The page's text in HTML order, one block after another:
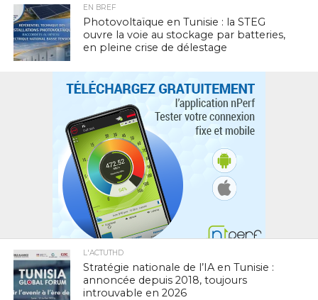
EN BREF
Photovoltaïque en Tunisie : la STEG
ouvre la voie au stockage par batteries,
en pleine crise de délestage
L'ACTUTHD
Stratégie nationale de l’IA en Tunisie :
annoncée depuis 2018, toujours
introuvable en 2026